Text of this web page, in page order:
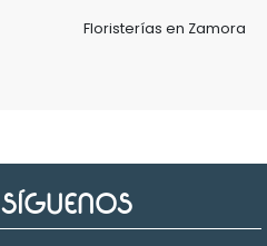
Floristerías en Zamora
SÍGUENOS